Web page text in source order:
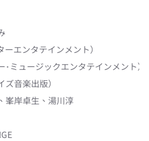
エンタテインメント）
ミュージックエンタテインメント）
音楽出版）
、 峯岸卓生 、 湯川淳